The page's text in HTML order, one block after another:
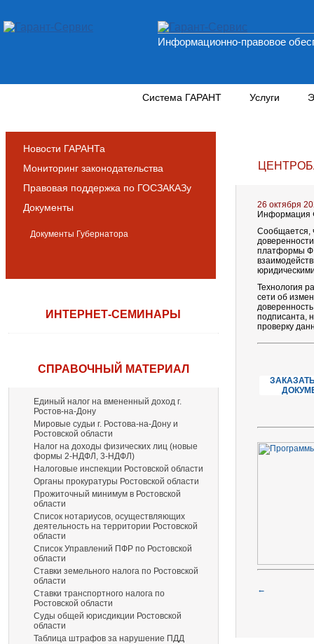
Информационно-правовое
Система ГАРАНТ Услуги
Новости ГАРАНТа
Мониторинг законодательства
Правовая поддержка по ГОСЗАКАЗу
Документы
Документы Губернатора
ИНТЕРНЕТ-СЕМИНАРЫ
СПРАВОЧНЫЙ МАТЕРИАЛ
Единый налог на вмененный доход г.
Ростов-на-Дону
Мировые судьи г. Ростова-на-Дону и
Ростовской области
Налог на доходы физических лиц (новые
формы 2-НДФЛ, 3-НДФЛ)
Налоговые инспекции Ростовской области
Органы прокуратуры Ростовской области
Прожиточный минимум в Ростовской
области
Список нотариусов, осуществляющих
деятельность на территории Ростовской
области
Список Управлений ПФР по Ростовской
области
Ставки земельного налога по Ростовской
области
Ставки транспортного налога по
Ростовской области
Суды общей юрисдикции Ростовской
области
Таблица штрафов за нарушение ПДД
26 октября
Информация
Сообщается,
платформы
Технология
сети об
подписанта,
проверку
←